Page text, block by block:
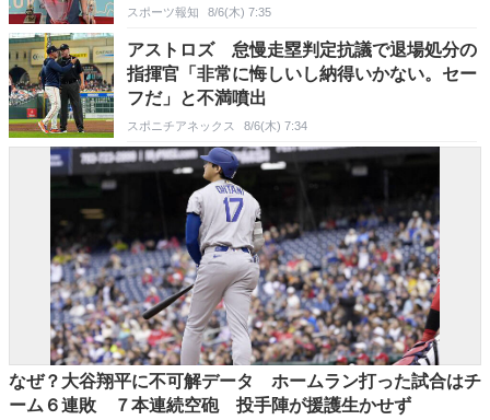
スポーツ報知 8/6(木) 7:35
アストロズ 怠慢走塁判定抗議で退場処分の
指揮官「非常に悔しいし納得いかない。セー
フだ」と不満噴出
スポニチアネックス 8/6(木) 7:34
なぜ？大谷翔平に不可解データ ホームラン打った試合はチ
ーム６連敗 ７本連続空砲 投手陣が援護生かせず